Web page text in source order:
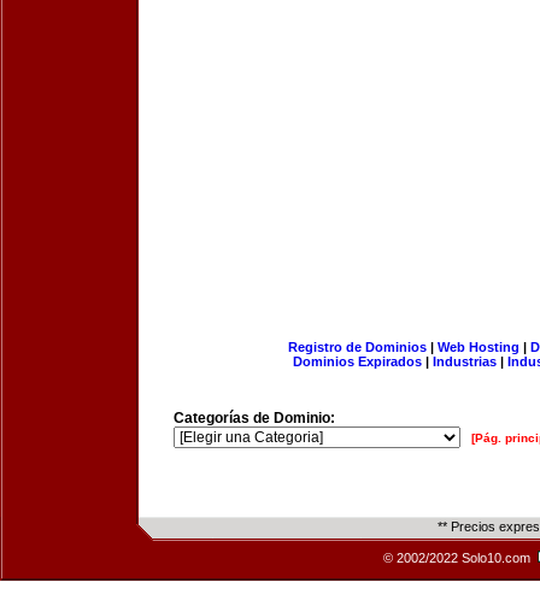
Registro de Dominios| Web Hosting |
Dominios Expirados | Industrias |
Categorías de Dominio:
[Pág.
** Precios
© 2002/2022 Solo10.com